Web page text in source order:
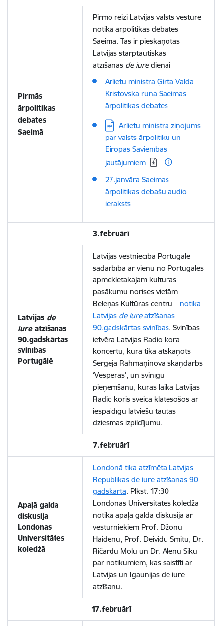
Pirmās
ārpolitikas
debates
Saeimā
Pirmo reizi Latvijas valsts vēsturē
notika ārpolitikas debates
Saeimā. Tās ir pieskaņotas
Latvijas starptautiskās
atzīšanas de iuredienai
Ārlietu ministra Ģirta Valda
Kristovska runa Saeimas
ārpolitikas debates
Lejupielādēt:
Ārlietu ministra ziņojums
par valsts ārpolitiku un
Eiropas Savienības
jautājumiem
27.janvāra Saeimas
ārpolitikas debašu audio
ieraksts
3.februārī
Latvijas de
iureatzīšanas
90.gadskārtas
svinības
Portugālē
Latvijas vēstniecībā Portugālē
sadarbībā ar vienu no Portugāles
apmeklētākajām kultūras
pasākumu norises vietām –
Beleņas Kultūras centru – notika
Latvijas de iureatzīšanas
90.gadskārtas svinības. Svinības
ietvēra Latvijas Radio kora
koncertu, kurā tika atskaņots
Sergeja Rahmaņinova skaņdarbs
‘Vesperas’, un svinīgu
pieņemšanu, kuras laikā Latvijas
Radio koris sveica klātesošos ar
iespaidīgu latviešu tautas
dziesmas izpildījumu.
7.februārī
Apaļā galda
diskusija
Londonas
Universitātes
koledžā
Londonā tika atzīmēta Latvijas
Republikas de iure atzīšanas 90
gadskārta. Plkst. 17:30
Londonas Universitātes koledžā
notika apaļā galda diskusija ar
vēsturniekiem Prof. Džonu
Haidenu, Prof. Deividu Smitu, Dr.
Ričardu Molu un Dr. Alenu Siku
par notikumiem, kas saistīti ar
Latvijas un Igaunijas de iure
atzīšanu.
17.februārī